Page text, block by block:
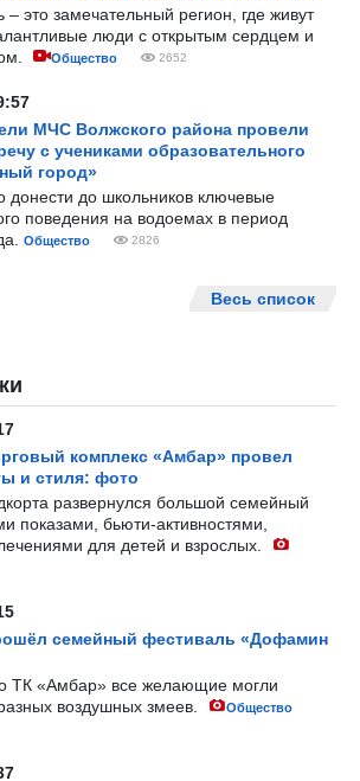
– это замечательный регион, где живут
люди с открытым сердцем и
Общество 2652
МЧС Волжского района провели
с учениками образовательного
город»
донести до школьников ключевые
поведения на водоемах в период
Общество 2826
Весь список
комплекс «Амбар» провел
и стиля: фото
развернулся большой семейный
показами, бьюти-активностями,
для детей и взрослых.
семейный фестиваль «Дофамин
ТК «Амбар» все желающие могли
воздушных змеев.
Общество